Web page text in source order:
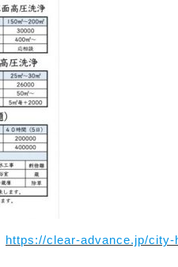
https://clear-advance.jp/city-